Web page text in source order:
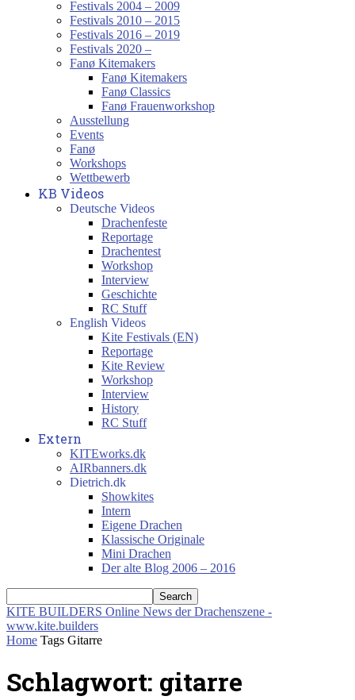
Festivals 2004 – 2009
Festivals 2010 – 2015
Festivals 2016 – 2019
Festivals 2020 –
Fanø Kitemakers
Fanø Kitemakers
Fanø Classics
Fanø Frauenworkshop
Ausstellung
Events
Fanø
Workshops
Wettbewerb
KB Videos
Deutsche Videos
Drachenfeste
Reportage
Drachentest
Workshop
Interview
Geschichte
RC Stuff
English Videos
Kite Festivals (EN)
Reportage
Kite Review
Workshop
Interview
History
RC Stuff
Extern
KITEworks.dk
AIRbanners.dk
Dietrich.dk
Showkites
Intern
Eigene Drachen
Klassische Originale
Mini Drachen
Der alte Blog 2006 – 2016
KITE BUILDERS Online News der Drachenszene -
www.kite.builders
Home Tags Gitarre
Schlagwort: gitarre